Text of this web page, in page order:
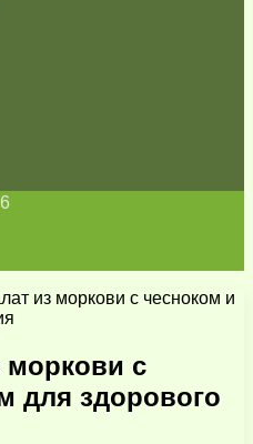
из моркови с чесноком и
моркови с
для здорового